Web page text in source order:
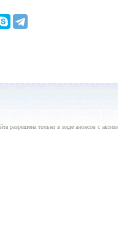
разрешена только в виде анонсов с